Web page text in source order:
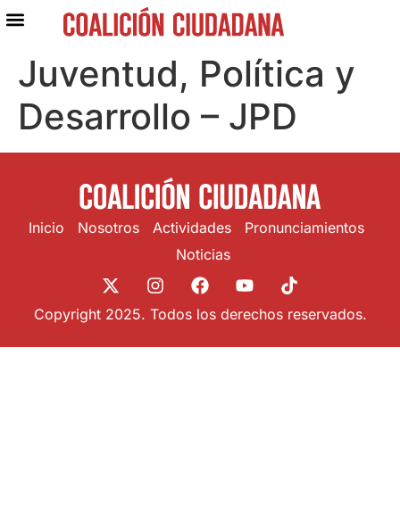
Juventud, Política y
Desarrollo – JPD
Inicio Nosotros Actividades
Pronunciamientos
Noticias
Copyright 2025. Todos los derechos reservados.